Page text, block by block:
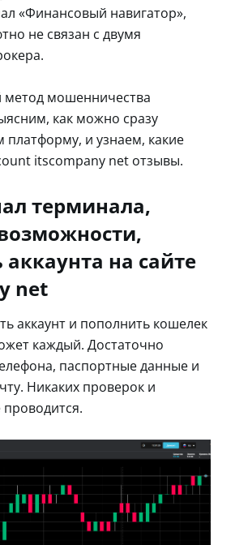
«Финансовый навигатор»,
не связан с двумя
метод мошенничества
как можно сразу
платформу, и узнаем, какие
itscompany net отзывы.
терминала,
аккаунта на сайте
net
аккаунт и пополнить кошелек
каждый. Достаточно
паспортные данные и
Никаких проверок и